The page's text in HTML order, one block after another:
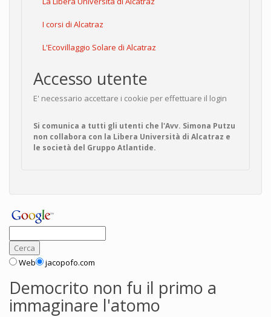
I corsi di Alcatraz
L'Ecovillaggio Solare di Alcatraz
Accesso utente
E' necessario accettare i cookie per effettuare il login
Si comunica a tutti gli utenti che l'Avv. Simona Putzu
non collabora con la Libera Università di Alcatraz e
le società del Gruppo Atlantide.
Web jacopofo.com
Democrito non fu il primo a
immaginare l'atomo